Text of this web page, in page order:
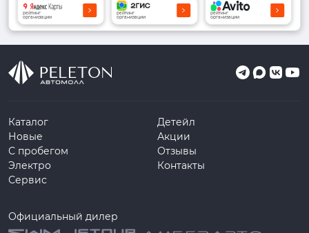
рейтинг
организации
рейтинг
организации
рейтинг
организации
Каталог
Новые
С пробегом
Электро
Сервис
Детейл
Акции
Отзывы
Контакты
Официальный дилер